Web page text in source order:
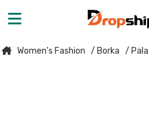
Women's Fashion / Borka /